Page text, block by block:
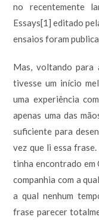
no recentemente
Essays[1] editado
ensaios foram
Mas, voltando para
tivesse um início
uma experiência
apenas uma das
suficiente para
vez que li essa
tinha encontrado em
companhia com a
a qual nenhum
frase parecer